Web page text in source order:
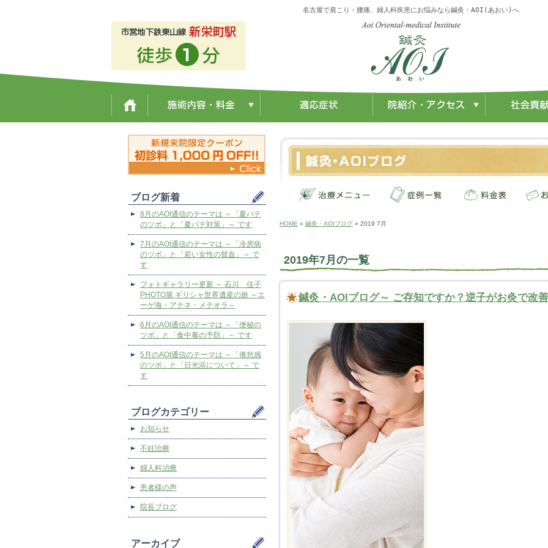
名古屋で肩こり・腰痛、婦人科疾患にお悩みなら鍼灸・AOI(あおい)へ
ブログ新着
8月のAOI通信のテーマは ～「夏バテ
のツボ」と「夏バテ対策」～ です
7月のAOI通信のテーマは ～「冷房病
のツボ」と「若い女性の貧血」～ で
す
フォトギャラリー更新 ～ 石川 佳子
PHOTO展 ギリシャ世界遺産の旅 ～エ
ーゲ海・アテネ・メテオラ～
6月のAOI通信のテーマは ～「便秘の
ツボ」と「食中毒の予防」～ です
5月のAOI通信のテーマは ～「倦怠感
のツボ」と「日光浴について」～ で
す
ブログカテゴリー
お知らせ
不妊治療
婦人科治療
患者様の声
院長ブログ
アーカイブ
HOME » 鍼灸・AOIブログ » 2019 7月
2019年7月の一覧
鍼灸・AOIブログ～ ご存知ですか？逆子がお灸で改